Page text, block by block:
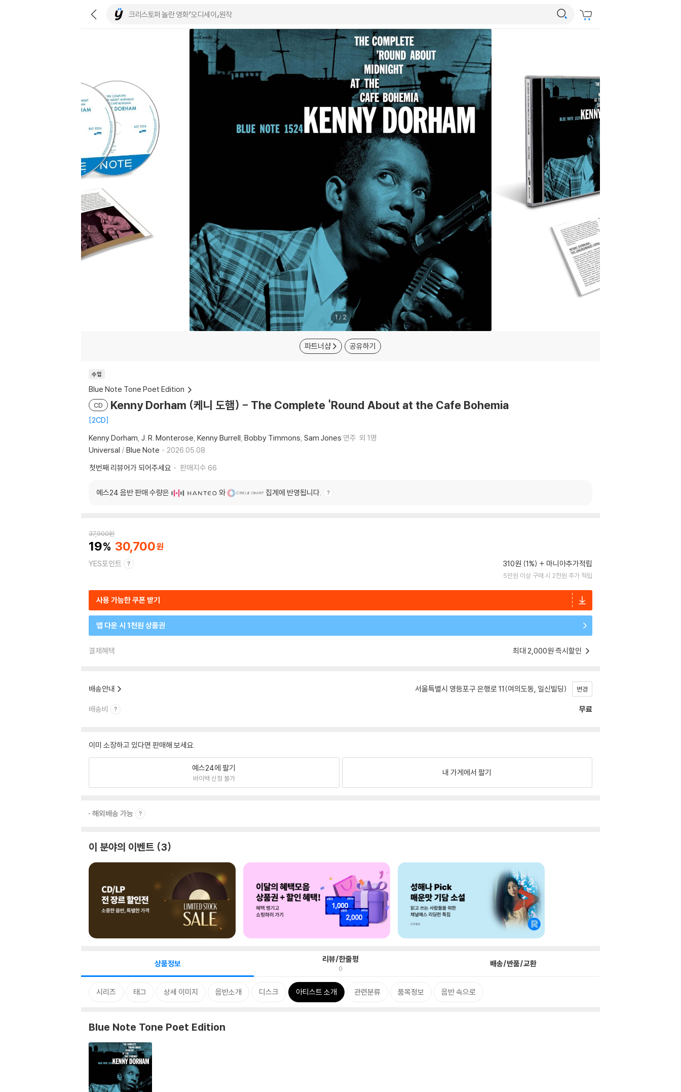
1/ 2
파트너샵 공유하기
수입
Blue Note Tone Poet Edition
CD Kenny Dorham (케니 도햄) - The Complete 'Round About at the Cafe Bohemia
2CD
Kenny Dorham J. R. Monterose Kenny Burrell Bobby Timmons Sam Jones 연주 외 1명
Universal / Blue Note
2026.05.08.
첫번째 리뷰어가 되어주세요
판매지수 66
예스24 음반 판매 수량은 와 집계에 반영됩니다.
37,900원
19 30,700
YES포인트 310원 (1%) 마니아추가적립
5만원 이상 구매 시 2천원 추가 적립
사용 가능한 쿠폰 받기
앱 다운 시 1천원 상품권
결제혜택 최대 2,000원 즉시할인
배송안내 서울특별시 영등포구 은행로 11(여의도동, 일신빌딩) 변경
배송비 무료
이미 소장하고 있다면 판매해 보세요.
예스24에 팔기
바이백 신청 불가
내 가게에서 팔기
해외배송 가능
이 분야의 이벤트 3
상품정보 리뷰/한줄평
0 배송/반품/교환
시리즈 태그 상세 이미지 음반소개 디스크 아티스트 소개 관련분류 품목정보 음반 속으로
Blue Note Tone Poet Edition